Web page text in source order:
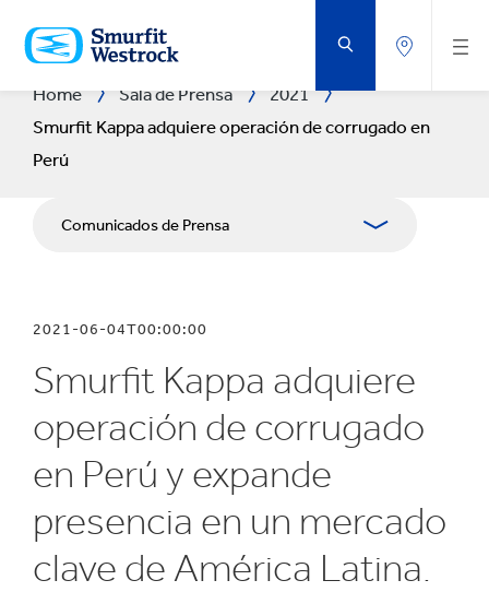
AL
CONTENIDO
PRINCIPAL
Home Sala de Prensa
2021
Smurfit Kappa adquiere operación de corrugado en
Perú
Comunicados de Prensa
Relaciones con Prensa
Blog
2021-06-04T00:00:00
Smurfit Kappa adquiere
operación de corrugado
en Perú y expande
presencia en un mercado
clave de América Latina.